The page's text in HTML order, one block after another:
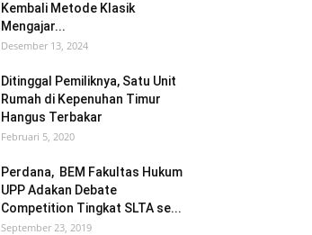
Kembali Metode Klasik
Mengajar...
Desember 13, 2024
Ditinggal Pemiliknya, Satu Unit
Rumah di Kepenuhan Timur
Hangus Terbakar
Februari 5, 2020
Perdana, BEM Fakultas Hukum
UPP Adakan Debate
Competition Tingkat SLTA se...
September 23, 2019